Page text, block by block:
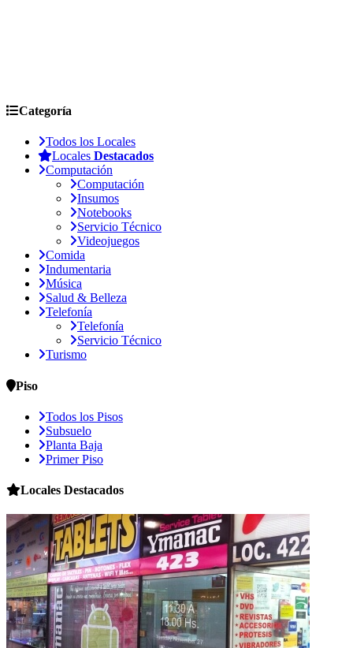
Categoría
Todos los Locales
Locales Destacados
Computación
Computación
Insumos
Notebooks
Servicio Técnico
Videojuegos
Comida
Indumentaria
Música
Salud & Belleza
Telefonía
Telefonía
Servicio Técnico
Turismo
Piso
Todos los Pisos
Subsuelo
Planta Baja
Primer Piso
Locales Destacados